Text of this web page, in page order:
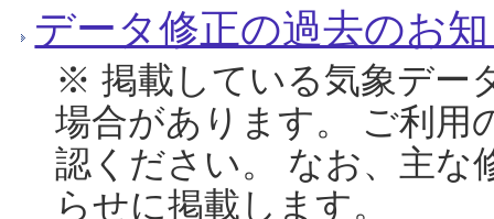
データ修正の過去のお
※ 掲載している気象デー
場合があります。 ご利用
認ください。 なお、主な
らせに掲載します。